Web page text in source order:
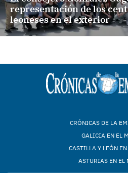
representación de los
leoneses en el exterior
CRÓNICAS DE LA
GALICIA EN EL
CASTILLA Y LEÓN
ASTURIAS EN EL